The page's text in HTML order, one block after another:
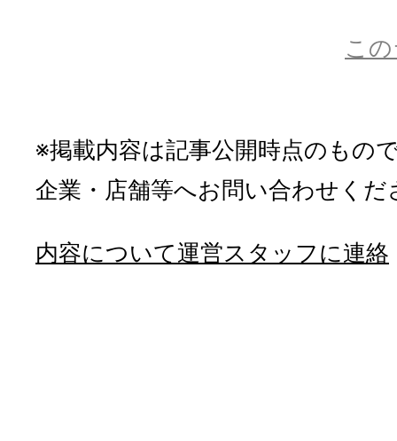
こ
※掲載内容は記事公開時点のもの
企業・店舗等へお問い合わせくだ
内容について運営スタッフに連絡